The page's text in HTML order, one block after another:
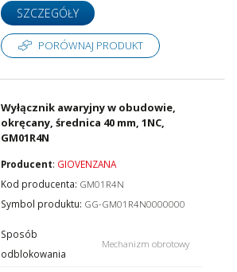
SZCZEGÓŁY
PORÓWNAJ PRODUKT
Wyłącznik awaryjny w obudowie,
okręcany, średnica 40 mm, 1NC,
GM01R4N
Producent: GIOVENZANA
Kod producenta: GM01R4N
Symbol produktu: GG-GM01R4N0000000
Sposób
odblokowania
Mechanizm obrotowy